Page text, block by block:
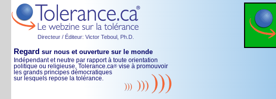
Directeur / Éditeur: Victor Teboul, Ph.D.
Regard sur nous et ouverture sur le monde
Indépendant et neutre par rapport à toute orientation
politique ou religieuse, Tolerance.ca® vise à promouvoir
les grands principes démocratiques
sur lesquels repose la tolérance.